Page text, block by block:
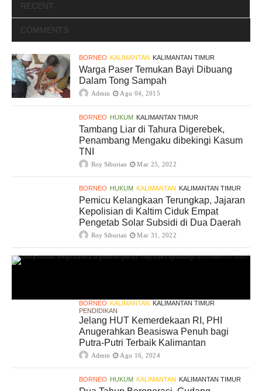
RECENT
COMMENTS
BORNEO KALIMANTAN KALIMANTAN TIMUR
Warga Paser Temukan Bayi Dibuang
Dalam Tong Sampah
Admin Agu 04, 2015
BORNEO HUKUM KALIMANTAN TIMUR
Tambang Liar di Tahura Digerebek,
Penambang Mengaku dibekingi Kasum
TNI
Roy Siburian Mar 25, 2022
BORNEO HUKUM KALIMANTAN KALIMANTAN TIMUR
Pemicu Kelangkaan Terungkap, Jajaran
Kepolisian di Kaltim Ciduk Empat
Pengetab Solar Subsidi di Dua Daerah
Roy Siburian Mar 31, 2022
BORNEO KALIMANTAN KALIMANTAN TIMUR
PENDIDIKAN
Jelang HUT Kemerdekaan RI, PHI
Anugerahkan Beasiswa Penuh bagi
Putra-Putri Terbaik Kalimantan
Admin Agu 16, 2024
BORNEO HUKUM KALIMANTAN KALIMANTAN TIMUR